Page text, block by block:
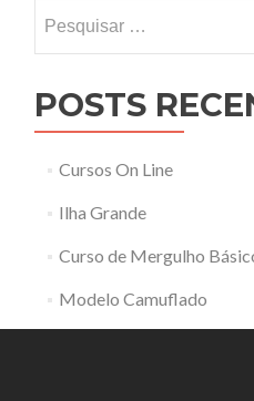
posts
por:
POSTS
Cursos On Line
Ilha Grande
Curso de Mergulho
Modelo Camuflado